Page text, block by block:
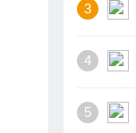
3
4
5